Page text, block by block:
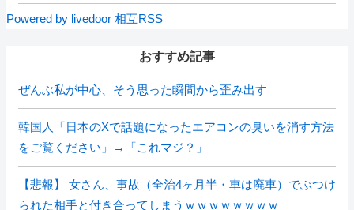
Powered by livedoor 相互RSS
おすすめ記事
ぜんぶ私が中心、そう思った瞬間から歪み出す
韓国人「日本のXで話題になったエアコンの臭いを消す方法
をご覧ください」→「これマジ？」
【悲報】 女さん、事故（全治4ヶ月半・車は廃車）でぶつけ
られた相手と付き合ってしまうｗｗｗｗｗｗｗｗ